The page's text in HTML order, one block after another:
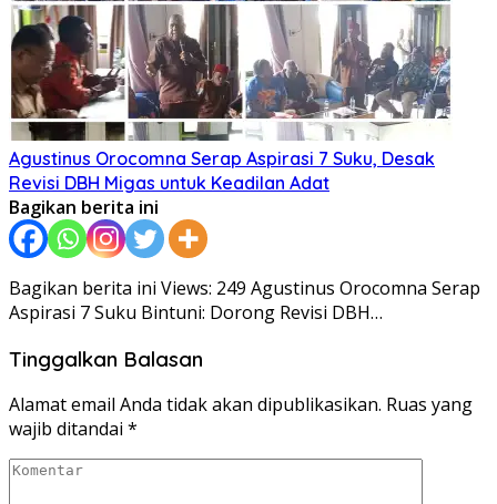
Agustinus Orocomna Serap Aspirasi 7 Suku, Desak
Revisi DBH Migas untuk Keadilan Adat
Bagikan berita ini
Bagikan berita ini Views: 249 Agustinus Orocomna Serap
Aspirasi 7 Suku Bintuni: Dorong Revisi DBH…
Tinggalkan Balasan
Alamat email Anda tidak akan dipublikasikan. Ruas yang
wajib ditandai *